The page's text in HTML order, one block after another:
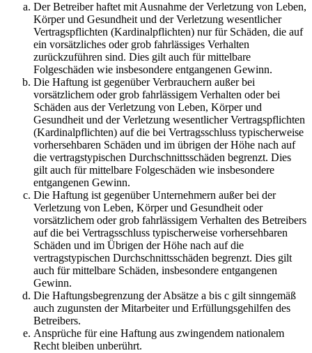
Der Betreiber haftet mit Ausnahme der Verletzung von Leben,
Körper und Gesundheit und der Verletzung wesentlicher
Vertragspflichten (Kardinalpflichten) nur für Schäden, die auf
ein vorsätzliches oder grob fahrlässiges Verhalten
zurückzuführen sind. Dies gilt auch für mittelbare
Folgeschäden wie insbesondere entgangenen Gewinn.
Die Haftung ist gegenüber Verbrauchern außer bei
vorsätzlichem oder grob fahrlässigem Verhalten oder bei
Schäden aus der Verletzung von Leben, Körper und
Gesundheit und der Verletzung wesentlicher Vertragspflichten
(Kardinalpflichten) auf die bei Vertragsschluss typischerweise
vorhersehbaren Schäden und im übrigen der Höhe nach auf
die vertragstypischen Durchschnittsschäden begrenzt. Dies
gilt auch für mittelbare Folgeschäden wie insbesondere
entgangenen Gewinn.
Die Haftung ist gegenüber Unternehmern außer bei der
Verletzung von Leben, Körper und Gesundheit oder
vorsätzlichem oder grob fahrlässigem Verhalten des Betreibers
auf die bei Vertragsschluss typischerweise vorhersehbaren
Schäden und im Übrigen der Höhe nach auf die
vertragstypischen Durchschnittsschäden begrenzt. Dies gilt
auch für mittelbare Schäden, insbesondere entgangenen
Gewinn.
Die Haftungsbegrenzung der Absätze a bis c gilt sinngemäß
auch zugunsten der Mitarbeiter und Erfüllungsgehilfen des
Betreibers.
Ansprüche für eine Haftung aus zwingendem nationalem
Recht bleiben unberührt.